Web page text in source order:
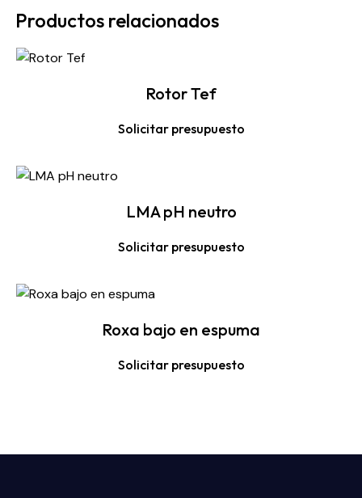
Productos relacionados
Rotor Tef
Solicitar presupuesto
LMA pH neutro
Solicitar presupuesto
Roxa bajo en espuma
Solicitar presupuesto